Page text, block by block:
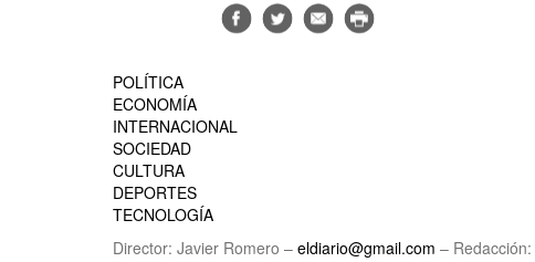
POLÍTICA
ECONOMÍA
INTERNACIONAL
SOCIEDAD
CULTURA
DEPORTES
TECNOLOGÍA
Director: Javier Romero – eldiario@gmail.com – Redacción: